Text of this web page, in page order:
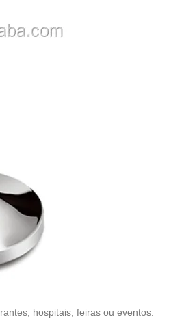
hospitais, feiras ou eventos.